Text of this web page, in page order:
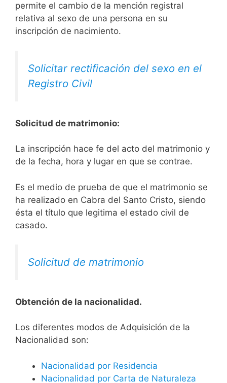
permite el cambio de la mención registral
relativa al sexo de una persona en su
inscripción de nacimiento.
Solicitar rectificación del sexo en el
Registro Civil
Solicitud de matrimonio:
La inscripción hace fe del acto del matrimonio y
de la fecha, hora y lugar en que se contrae.
Es el medio de prueba de que el matrimonio se
ha realizado en Cabra del Santo Cristo, siendo
ésta el título que legitima el estado civil de
casado.
Solicitud de matrimonio
Obtención de la nacionalidad.
​​​Los diferentes modos de Adquisición de la
Nacionalidad son:
Nacionalidad por Residencia
Nacionalidad por Carta de Naturaleza